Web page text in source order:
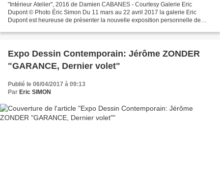
"Intérieur Atelier", 2016 de Damien CABANES - Courtesy Galerie Eric
Dupont © Photo Éric Simon Du 11 mars au 22 avril 2017 la galerie Eric
Dupont est heureuse de présenter la nouvelle exposition personnelle de
Expo Dessin Contemporain: Jérôme ZONDER
"GARANCE, Dernier volet"
Publié le 06/04/2017 à 09:13
Par Eric SIMON